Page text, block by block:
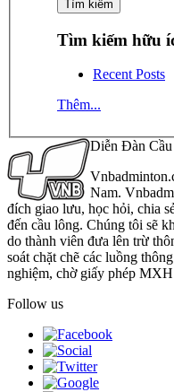
Tìm kiếm hữu
Recent Posts
Thêm...
Diễn Đàn
Nam.
đích giao lưu, học hỏi, chia
đến cầu lông. Chúng tôi sẽ
do thành viên đưa lên trừ
soát chặt chẽ các luồng
nghiệm, chờ giấy phép
Follow us